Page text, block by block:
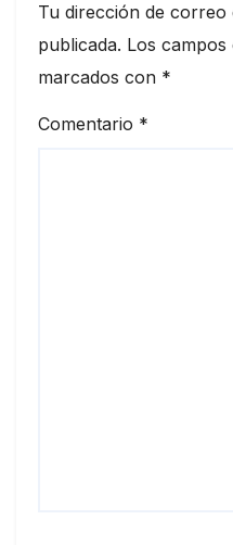
Tu dirección de
publicada. Los
marcados con *
Comentario *